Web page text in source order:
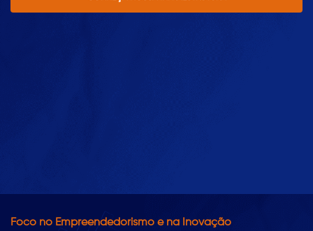
Foco no Empreendedorismo e na Inovação